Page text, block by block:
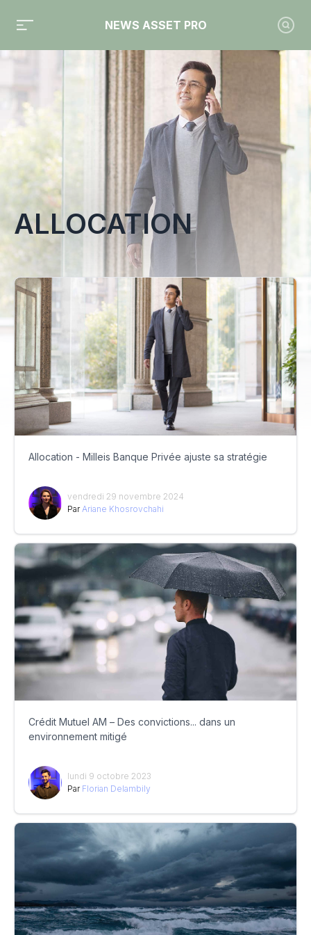
NEWS ASSET PRO
Toute l'actualité sur le tag "allocation"
ALLOCATION
Allocation - Milleis Banque Privée ajuste sa stratégie
vendredi 29 novembre 2024
Par Ariane Khosrovchahi
Crédit Mutuel AM – Des convictions... dans un
environnement mitigé
lundi 9 octobre 2023
Par Florian Delambily